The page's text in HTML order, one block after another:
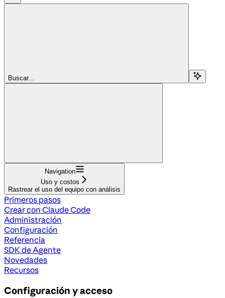
Buscar...
Navigation
Uso y costos
Rastrear el uso del equipo con análisis
Primeros pasos
Crear con Claude Code
Administración
Configuración
Referencia
SDK de Agente
Novedades
Recursos
Configuración y acceso